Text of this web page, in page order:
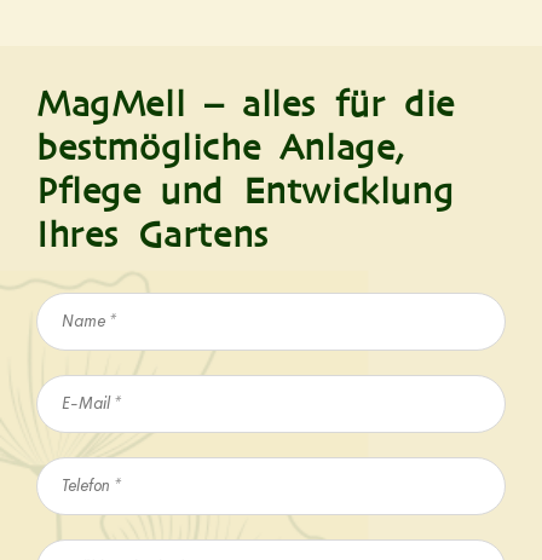
MagMell – alles für die
bestmögliche Anlage,
Pflege und Entwicklung
Ihres Gartens